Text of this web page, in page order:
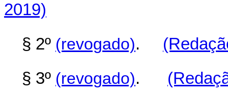
2019)
§ 2º (revogado).
§ 3º (revogado).